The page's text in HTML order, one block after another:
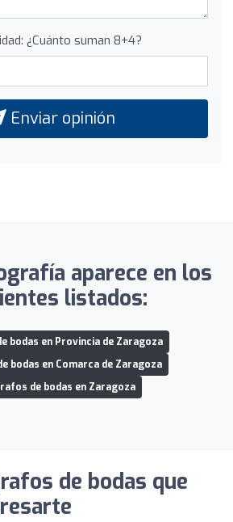
¿Cuánto suman 8+4?
Enviar opinión
aparece en los
listados:
bodas en Provincia de Zaragoza
bodas en Comarca de Zaragoza
de bodas en Zaragoza
de bodas que